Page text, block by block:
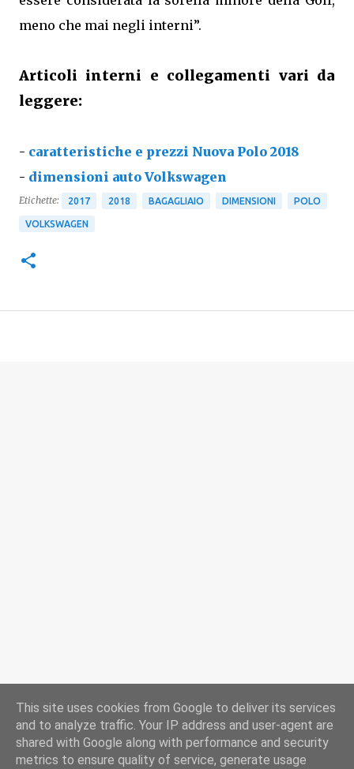
meno che mai negli interni”.
Articoli interni e collegamenti vari da
leggere:
- caratteristiche e prezzi Nuova Polo 2018
- dimensioni auto Volkswagen
Etichette: 2017 2018 BAGAGLIAIO DIMENSIONI POLO
VOLKSWAGEN
This site uses cookies from Google to deliver its services
and to analyze traffic. Your IP address and user-agent are
shared with Google along with performance and security
metrics to ensure quality of service, generate usage